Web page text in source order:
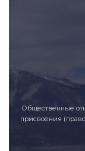
Общественные
присвоения